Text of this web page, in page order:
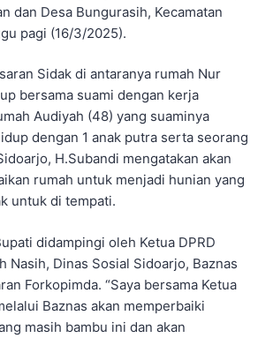
dan Desa Bungurasih, Kecamatan
pagi (16/3/2025).
Sidak di antaranya rumah Nur
bersama suami dengan kerja
Audiyah (48) yang suaminya
dengan 1 anak putra serta seorang
H.Subandi mengatakan akan
rumah untuk menjadi hunian yang
untuk di tempati.
didampingi oleh Ketua DPRD
Nasih, Dinas Sosial Sidoarjo, Baznas
Forkopimda. “Saya bersama Ketua
Baznas akan memperbaiki
masih bambu ini dan akan